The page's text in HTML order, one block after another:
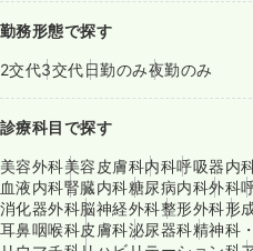
勤務形態で探す
2交代3交代日勤のみ夜勤のみ
診療科目で探す
美容外科美容皮膚科内科呼吸器内
血液内科腎臓内科糖尿病内科外科
消化器外科脳神経外科整形外科形
耳鼻咽喉科皮膚科泌尿器科精神科